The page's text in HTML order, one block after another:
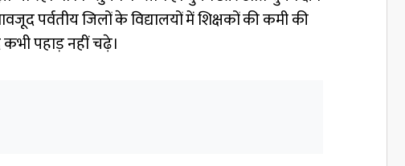
पर्वतीय जिलों के विद्यालयों में शिक्षकों की कमी की
पहाड़ नहीं चढ़े।